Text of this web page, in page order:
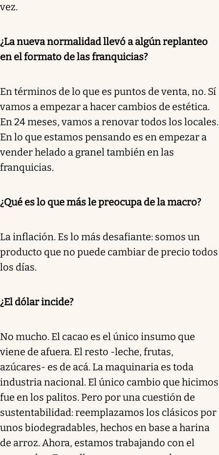
vez.
¿La nueva normalidad llevó a algún replanteo
en el formato de las franquicias?
En términos de lo que es puntos de venta, no. Sí
vamos a empezar a hacer cambios de estética.
En 24 meses, vamos a renovar todos los locales.
En lo que estamos pensando es en empezar a
vender helado a granel también en las
franquicias.
¿Qué es lo que más le preocupa de la macro?
La inflación. Es lo más desafiante: somos un
producto que no puede cambiar de precio todos
los días.
¿El dólar incide?
No mucho. El cacao es el único insumo que
viene de afuera. El resto -leche, frutas,
azúcares- es de acá. La maquinaria es toda
industria nacional. El único cambio que hicimos
fue en los palitos. Pero por una cuestión de
sustentabilidad: reemplazamos los clásicos por
unos biodegradables, hechos en base a harina
de arroz. Ahora, estamos trabajando con el